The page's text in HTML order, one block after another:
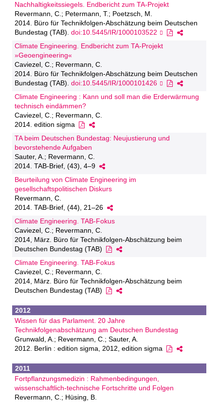
Nachhaltigkeitssiegels. Endbericht zum TA-Projekt
Revermann, C.; Petermann, T.; Poetzsch, M.
2014. Büro für Technikfolgen-Abschätzung beim Deutschen
Bundestag (TAB). doi:10.5445/IR/1000103522
Climate Engineering. Endbericht zum TA-Projekt
»Geoengineering«
Caviezel, C.; Revermann, C.
2014. Büro für Technikfolgen-Abschätzung beim Deutschen
Bundestag (TAB). doi:10.5445/IR/1000101426
Climate Engineering : Kann und soll man die Erderwärmung
technisch eindämmen?
Caviezel, C.; Revermann, C.
2014. edition sigma
TA beim Deutschen Bundestag: Neujustierung und
bevorstehende Aufgaben
Sauter, A.; Revermann, C.
2014. TAB-Brief, (43), 4–9
Beurteilung von Climate Engineering im
gesellschaftspolitischen Diskurs
Revermann, C.
2014. TAB-Brief, (44), 21–26
Climate Engineering. TAB-Fokus
Caviezel, C.; Revermann, C.
2014, März. Büro für Technikfolgen-Abschätzung beim
Deutschen Bundestag (TAB)
Climate Engineering. TAB-Fokus
Caviezel, C.; Revermann, C.
2014, März. Büro für Technikfolgen-Abschätzung beim
Deutschen Bundestag (TAB)
2012
Wissen für das Parlament. 20 Jahre
Technikfolgenabschätzung am Deutschen Bundestag
Grunwald, A.; Revermann, C.; Sauter, A.
2012. Berlin : edition sigma, 2012, edition sigma
2011
Fortpflanzungsmedizin : Rahmenbedingungen,
wissenschaftlich-technische Fortschritte und Folgen
Revermann, C.; Hüsing, B.